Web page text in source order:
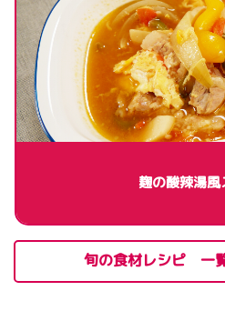
麹の酸辣湯
旬の食材レシピ 一